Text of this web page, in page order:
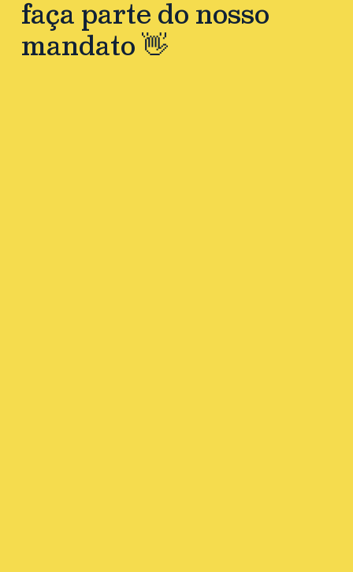
faça parte do nosso
mandato 👋